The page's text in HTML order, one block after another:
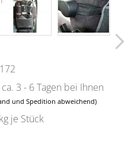
ca. 3 - 6 Tagen bei Ihnen
und Spedition abweichend)
kg je Stück